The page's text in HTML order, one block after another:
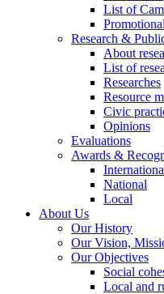
List of
Research &
About
List of
Researches
Resource
Civic
Opinions
Evaluations
Awards &
National
Local
About Us
Our History
Our Vision,
Our Objectives
Social
Local and